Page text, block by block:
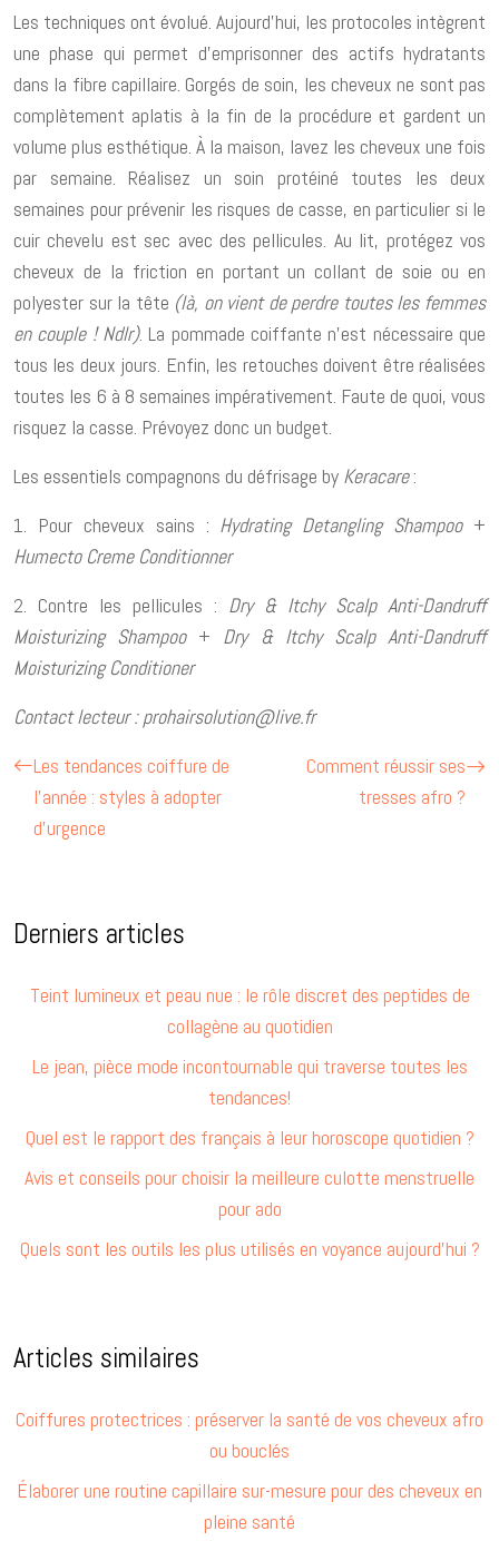
Les techniques ont évolué. Aujourd’hui, les protocoles intègrent
une phase qui permet d’emprisonner des actifs hydratants
dans la fibre capillaire. Gorgés de soin, les cheveux ne sont pas
complètement aplatis à la fin de la procédure et gardent un
volume plus esthétique. À la maison, lavez les cheveux une fois
par semaine. Réalisez un soin protéiné toutes les deux
semaines pour prévenir les risques de casse, en particulier si le
cuir chevelu est sec avec des pellicules. Au lit, protégez vos
cheveux de la friction en portant un collant de soie ou en
polyester sur la tête (là, on vient de perdre toutes les femmes
en couple ! Ndlr). La pommade coiffante n’est nécessaire que
tous les deux jours. Enfin, les retouches doivent être réalisées
toutes les 6 à 8 semaines impérativement. Faute de quoi, vous
risquez la casse. Prévoyez donc un budget.
Les essentiels compagnons du défrisage by Keracare:
1. Pour cheveux sains : Hydrating Detangling Shampoo+
Humecto Creme Conditionner
2. Contre les pellicules : Dry & Itchy Scalp Anti-Dandruff
Moisturizing Shampoo+ Dry & Itchy Scalp Anti-Dandruff
Moisturizing Conditioner
Contact lecteur :prohairsolution@live.fr
Les tendances coiffure de
l’année : styles à adopter
d’urgence
Comment réussir ses
tresses afro ?
Derniers articles
Teint lumineux et peau nue : le rôle discret des peptides de
collagène au quotidien
Le jean, pièce mode incontournable qui traverse toutes les
tendances!
Quel est le rapport des français à leur horoscope quotidien ?
Avis et conseils pour choisir la meilleure culotte menstruelle
pour ado
Quels sont les outils les plus utilisés en voyance aujourd’hui ?
Articles similaires
Coiffures protectrices : préserver la santé de vos cheveux afro
ou bouclés
Élaborer une routine capillaire sur-mesure pour des cheveux en
pleine santé